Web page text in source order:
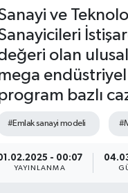
ve
olan
bazlı
#Emlak sanayi modeli
- 00:07
YAYINLANMA